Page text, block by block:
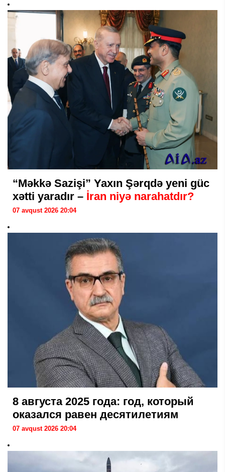
“Məkkə Sazişi” Yaxın Şərqdə yeni güc
xətti yaradır – İran niyə narahatdır?
07 avqust 2026 20:04
8 августа 2025 года: год, который
оказался равен десятилетиям
07 avqust 2026 20:04